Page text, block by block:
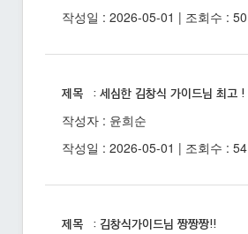
작성일 : 2026-05-01 | 조회수 : 50
제목 : 세심한 김창식 가이드님 최고 !
작성자 : 윤희순
작성일 : 2026-05-01 | 조회수 : 54
제목 : 김창식가이드님 짱짱짱!!